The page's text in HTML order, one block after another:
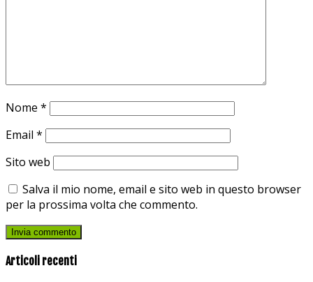
Nome *
Email *
Sito web
Salva il mio nome, email e sito web in questo browser
per la prossima volta che commento.
Articoli recenti